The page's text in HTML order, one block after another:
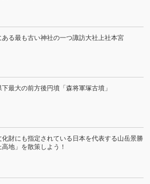
ある最も古い神社の一つ諏訪大社上社本宮
下最大の前方後円墳「森将軍塚古墳」
化財にも指定されている日本を代表する山岳景勝
地」を散策しよう！